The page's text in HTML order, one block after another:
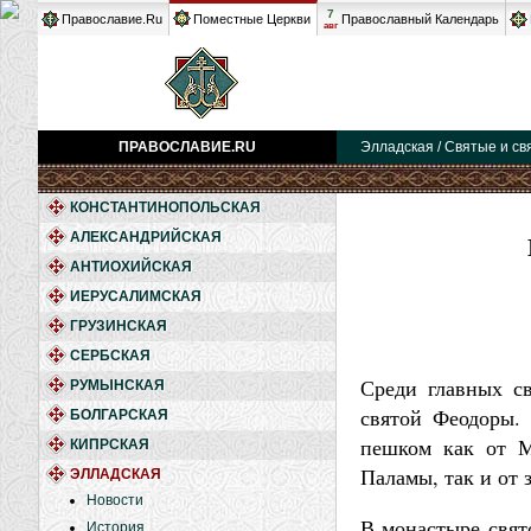
Православие.Ru Поместные Церкви 7
авг Православный Календарь
ПРАВОСЛАВИЕ.RU Элладская / Святые и
КОНСТАНТИНОПОЛЬСКАЯ
АЛЕКСАНДРИЙСКАЯ
АНТИОХИЙСКАЯ
ИЕРУСАЛИМСКАЯ
ГРУЗИНСКАЯ
СЕРБСКАЯ
РУМЫНСКАЯ
БОЛГАРСКАЯ
КИПРСКАЯ
ЭЛЛАДСКАЯ
Новости
История
Среди главных
святой
пешком как от
Паламы, так и от